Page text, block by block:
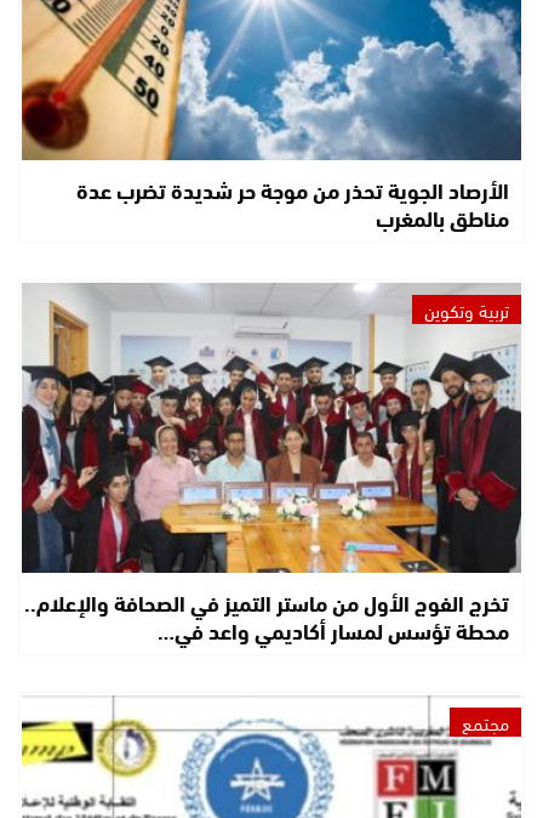
الأرصاد الجوية تحذر من موجة حر شديدة تضرب عدة
مناطق بالمغرب
تربية وتكوين
تخرج الفوج الأول من ماستر التميز في الصحافة والإعلام..
محطة تؤسس لمسار أكاديمي واعد في…
مجتمع